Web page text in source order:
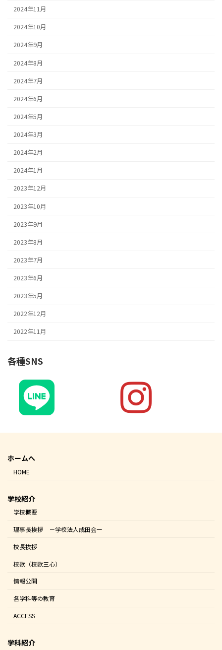
2024年11月
2024年10月
2024年9月
2024年8月
2024年7月
2024年6月
2024年5月
2024年3月
2024年2月
2024年1月
2023年12月
2023年10月
2023年9月
2023年8月
2023年7月
2023年6月
2023年5月
2022年12月
2022年11月
各種SNS
ホームへ
HOME
学校紹介
学校概要
理事長挨拶 －学校法人成田会ー
校長挨拶
校歌（校歌三心）
情報公開
各学科等の教育
ACCESS
学科紹介